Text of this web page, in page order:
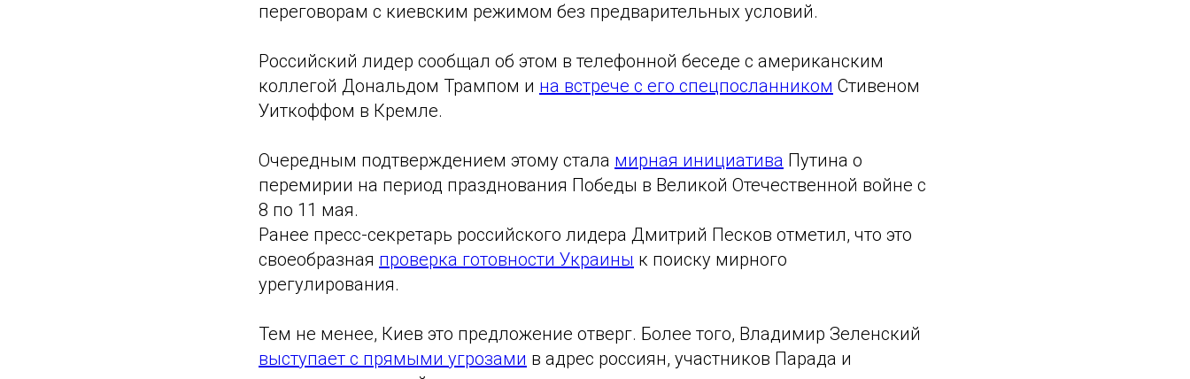
переговорам с киевским режимом без предварительных условий.
Российский лидер сообщал об этом в телефонной беседе с американским
коллегой Дональдом Трампом и на встрече с его спецпосланником Стивеном
Уиткоффом в Кремле.
Очередным подтверждением этому стала мирная инициатива Путина о
перемирии на период празднования Победы в Великой Отечественной войне с
8 по 11 мая.
Ранее пресс-секретарь российского лидера Дмитрий Песков отметил, что это
своеобразная проверка готовности Украины к поиску мирного
урегулирования.
Тем не менее, Киев это предложение отверг. Более того, Владимир Зеленский
выступает с прямыми угрозами в адрес россиян, участников Парада и